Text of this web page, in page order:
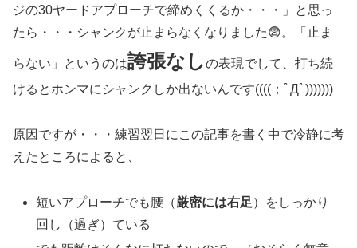
ジの30ヤードアプローチで締めくくるか・・・」と思っ
たら・・・シャンクが止まらなくなりました😨。「止ま
らない」というのは誇張なしの表現でして、打ち続
けるとホンマにシャンクしか出ないんです((((；ﾟДﾟ)))))))
原因ですが・・・練習翌日にこの記事を書く中で冷静に考
えたところによると、
短いアプローチでも腰（厳密には右足 ）をしっかり
回し（過ぎ）ている